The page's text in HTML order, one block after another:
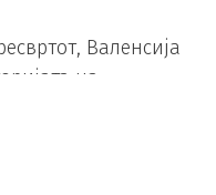
Валенсија
на